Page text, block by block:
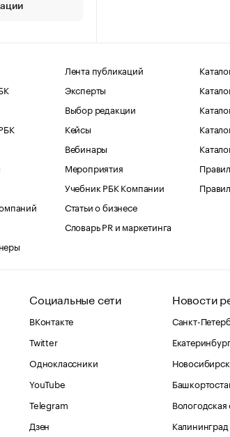
Лента публикаций
Эксперты
Выбор редакции
Кейсы
Вебинары
Мероприятия
Учебник РБК Компании
Статьи о бизнесе
Словарь PR и маркетинга
Социальные сети
ВКонтакте
Twitter
Одноклассники
YouTube
Telegram
Дзен
Новости
Санкт-
Новосибирск
Вологодская
Калининград